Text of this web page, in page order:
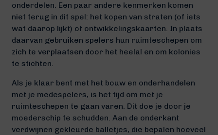
onderdelen. Een paar andere kenmerken komen
niet terug in dit spel: het kopen van straten (of iets
wat daarop lijkt) of ontwikkelingskaarten. In plaats
daarvan gebruiken spelers hun ruimteschepen om
zich te verplaatsen door het heelal en om kolonies
te stichten.
Als je klaar bent met het bouw en onderhandelen
met je medespelers, is het tijd om met je
ruimteschepen te gaan varen. Dit doe je door je
moederschip te schudden. Aan de onderkant
verdwijnen gekleurde balletjes, die bepalen hoeveel